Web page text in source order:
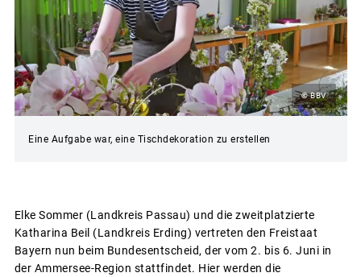
© BBV
Eine Aufgabe war, eine Tischdekoration zu erstellen
Elke Sommer (Landkreis Passau) und die zweitplatzierte
Katharina Beil (Landkreis Erding) vertreten den Freistaat
Bayern nun beim Bundesentscheid, der vom 2. bis 6. Juni in
der Ammersee-Region stattfindet. Hier werden die